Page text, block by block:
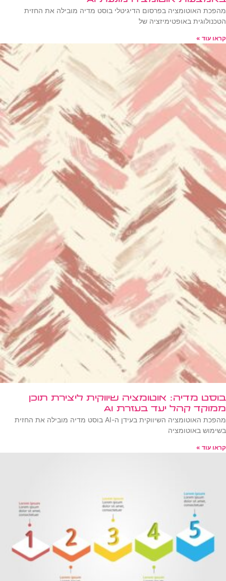
מהפכת האוטומציה בפרסום הדיגיטלי בוסט מדיה מובילה את החזית
הטכנולוגית באופטימיזציה של
קראו עוד »
בוסט מדיה: אוטומציה שיווקית ליצירת תוכן
ממוקד קהל יעד בעזרת AI
מהפכת האוטומציה השיווקית בעידן ה-AI בוסט מדיה מובילה את החזית
בשימוש באוטומציה
קראו עוד »